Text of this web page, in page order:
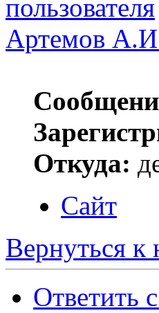
Артемов
Откуда:
Сайт
Вернуться к
Ответить